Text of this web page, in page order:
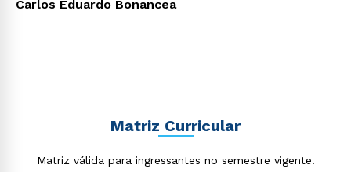
Carlos Eduardo Bonancea
Matriz Curricular
Matriz válida para ingressantes no semestre vigente.